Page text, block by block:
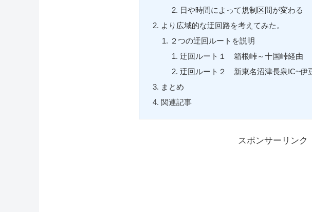
日や時間によって規制区間が変わる
より広域的な迂回路を考えてみた。
２つの迂回ルートを説明
迂回ルート１ 箱根峠～十国峠経由
迂回ルート２ 新東名沼津長泉IC~伊
まとめ
関連記事
スポンサーリンク